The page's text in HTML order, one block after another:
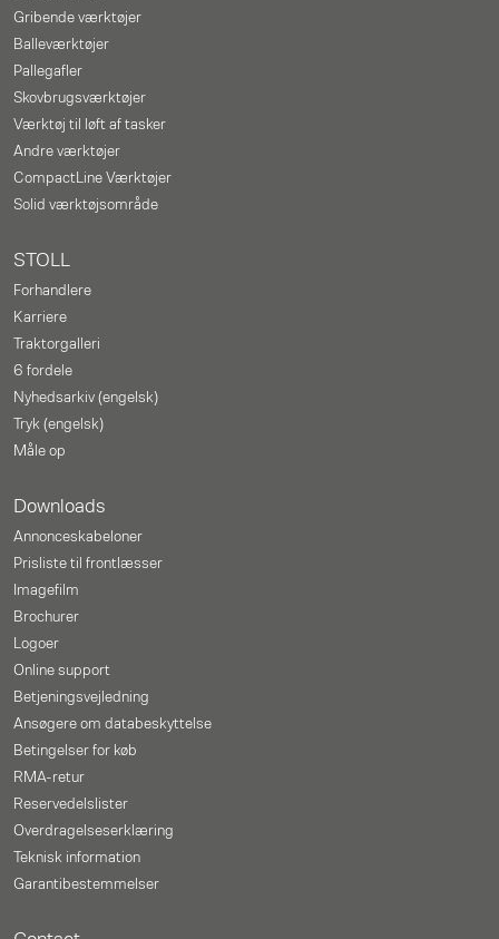
Gribende værktøjer
Balleværktøjer
Pallegafler
Skovbrugsværktøjer
Værktøj til løft af tasker
Andre værktøjer
CompactLine Værktøjer
Solid værktøjsområde
STOLL
Forhandlere
Karriere
Traktorgalleri
6 fordele
Nyhedsarkiv (engelsk)
Tryk (engelsk)
Måle op
Downloads
Annonceskabeloner
Prisliste til frontlæsser
Imagefilm
Brochurer
Logoer
Online support
Betjeningsvejledning
Ansøgere om databeskyttelse
Betingelser for køb
RMA-retur
Reservedelslister
Overdragelseserklæring
Teknisk information
Garantibestemmelser